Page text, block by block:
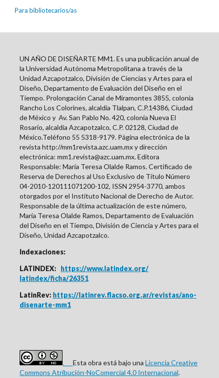
Para bibliotecarios/as
UN AÑO DE DISEÑARTE MM1. Es una publicación anual de
la Universidad Autónoma Metropolitana a través de la
Unidad Azcapotzalco, División de Ciencias y Artes para el
Diseño, Departamento de Evaluación del Diseño en el
Tiempo. Prolongación Canal de Miramontes 3855, colonia
Rancho Los Colorines, alcaldía Tlalpan, C.P.14386, Ciudad
de México y Av. San Pablo No. 420, colonia Nueva El
Rosario, alcaldía Azcapotzalco, C.P. 02128, Ciudad de
México.Teléfono 55 5318-9179. Página electrónica de la
revista http://mm1revista.azc.uam.mx y dirección
electrónica: mm1.revista@azc.uam.mx. Editora
Responsable: María Teresa Olalde Ramos. Certificado de
Reserva de Derechos al Uso Exclusivo de Título Número
04-2010-120111071200-102, ISSN 2954-3770, ambos
otorgados por el Instituto Nacional de Derecho de Autor.
Responsable de la última actualización de este número,
María Teresa Olalde Ramos, Departamento de Evaluación
del Diseño en el Tiempo, División de Ciencia y Artes para el
Diseño, Unidad Azcapotzalco.
Indexaciones:
LATINDEX: https://www.latindex.org/
latindex/ficha/26351
LatinRev: https://latinrev.flacso.org.ar/revistas/ano-
disenarte-mm1
. Esta obra está bajo una Licencia Creative
Commons Atribución-NoComercial 4.0 Internacional.